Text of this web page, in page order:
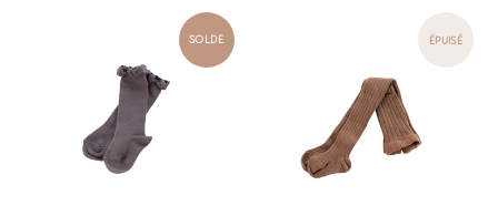
SOLDE ÉPUISÉ